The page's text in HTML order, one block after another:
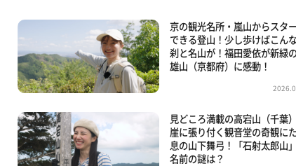
京の観光名所・嵐山からスタ
できる登山！少し歩けばこん
刹と名山が！福田愛依が新緑
雄山（京都府）に感動！
見どころ満載の高宕山（千葉
崖に張り付く観音堂の奇観に
息の山下舞弓！「石射太郎山
名前の謎は？